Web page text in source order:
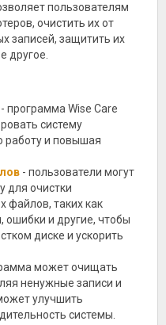
пользователям
очистить их от
записей, защитить их
другое.
- программа Wise Care
систему
работу и повышая
- пользователи могут
для очистки
файлов, таких как
и другие, чтобы
диске и ускорить
может очищать
ненужные записи и
улучшить
системы.